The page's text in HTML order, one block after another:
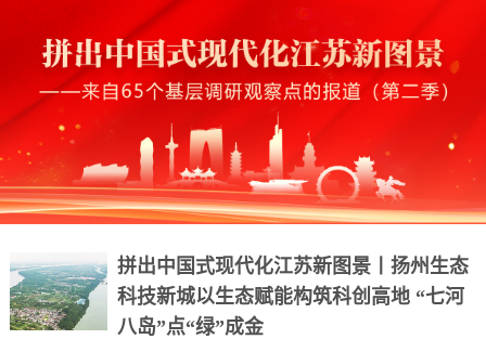
拼出中国式现代化江苏新图景丨扬州生态
科技新城以生态赋能构筑科创高地 “七河
八岛”点“绿”成金